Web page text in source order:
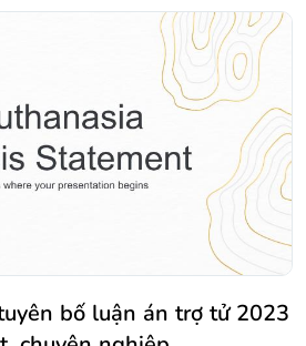
bang của Hoa Kỳ. Nó có nhiều bản
nhau! Vì chúng tôi đã sử dụng
thứ đều ổn, êm dịu, nhẹ nhàng...
ta đang ở giữa lớp! Nếu bạn thấy
hãy kiểm tra các trang trình bày
tìm thấy các liên kết đến phần còn
bố luận án trợ tử 2023